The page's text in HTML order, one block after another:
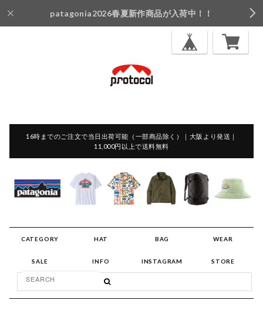
patagonia2026春夏新作商品が入荷中！！
16時までのご注文で当日出荷可能（一部商品除く）｜大阪より発送｜
11,000円以上で送料無料
CATEGORY HAT BAG WEAR
SALE INFO INSTAGRAM STORE